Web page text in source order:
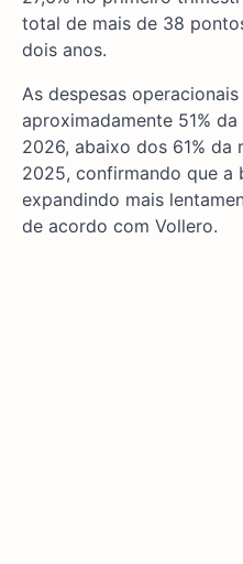
total de mais de 38
dois anos.
As despesas
aproximadamente 51%
2026, abaixo dos 61% da
2025, confirmando que a
expandindo mais
de acordo com Vollero.